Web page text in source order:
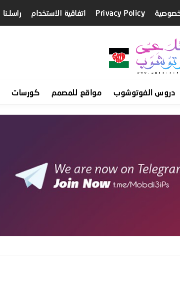
Privacy Policy اتفاقية الاستخدام راسلـنا
دروس الفوتوشوب مواقع للمصمم كورسات